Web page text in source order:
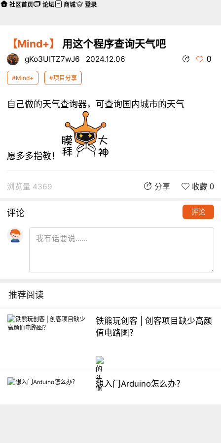
【Mind+】 用这个程序查询天气吧
gKo3UITZ7wJ6 2024.12.06 0
#Mind+ #项目分享
自己做的天气查询器，可查询国内城市的天气
愿多多指教！
浏览量 4369 分享 收藏 0
评论 评论
推荐阅读
铁熊玩创客 | 创客项目缺少高颜
值电路图？
想入门Arduino怎么办？
社区首页 论坛 商城 登录